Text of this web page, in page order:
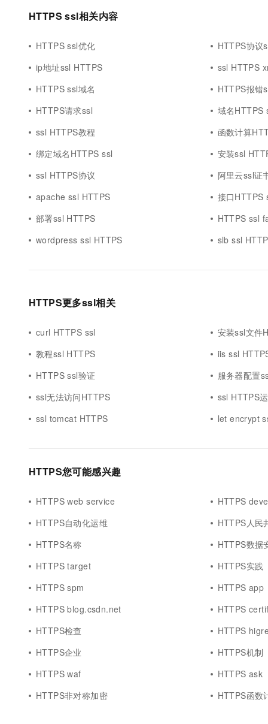
HTTPS ssl相关内容
HTTPS ssl优化
HTTPS协议
ip地址ssl HTTPS
ssl HTTPS
HTTPS ssl域名
HTTPS报错
HTTPS请求ssl
域名HTTPS
ssl HTTPS教程
函数计算
绑定域名HTTPS ssl
安装ssl
ssl HTTPS协议
阿里云ssl证
apache ssl HTTPS
接口HTTPS
部署ssl HTTPS
HTTPS ssl
wordpress ssl HTTPS
slb ssl
HTTPS更多ssl相关
curl HTTPS ssl
安装ssl文件
教程ssl HTTPS
iis ssl
HTTPS ssl验证
服务器配置
ssl无法访问HTTPS
ssl HTTPS
ssl tomcat HTTPS
let encrypt
HTTPS您可能感兴趣
HTTPS web service
HTTPS
HTTPS自动化运维
HTTPS人民
HTTPS名称
HTTPS数据
HTTPS target
HTTPS实践
HTTPS spm
HTTPS app
HTTPS blog.csdn.net
HTTPS
HTTPS检查
HTTPS
HTTPS企业
HTTPS机制
HTTPS waf
HTTPS ask
HTTPS非对称加密
HTTPS函数